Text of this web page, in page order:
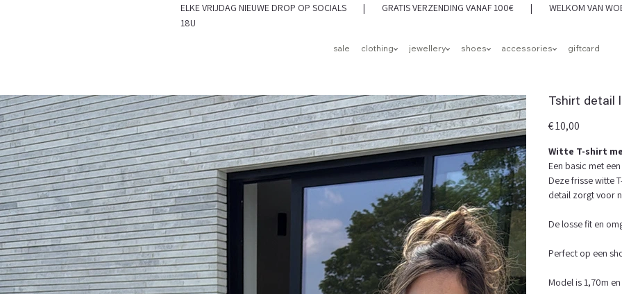
ELKE VRIJDAG NIEUWE DROP OP SOCIALS | GRATIS VERZENDING VANAF 100€ | WELKOM VAN
18U
sale clothing jewellery shoes accessories giftcard
Tshirt detail
Prijs
€ 10,00
Witte T-shirt
Een basic met
Deze frisse witte
detail zorgt voor
De losse fit en
Perfect op een
Model is 1,70m